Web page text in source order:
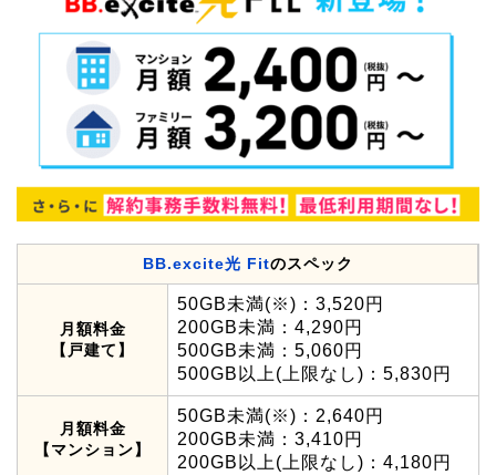
BB.excite光 Fitのスペック
月額料金
【戸建て】
50GB未満(※)：3,520円
200GB未満：4,290円
500GB未満：5,060円
500GB以上(上限なし)：5,830円
月額料金
【マンション】
50GB未満(※)：2,640円
200GB未満：3,410円
200GB以上(上限なし)：4,180円